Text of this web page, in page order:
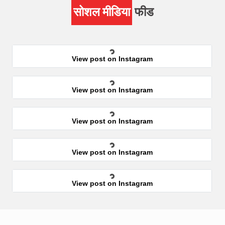
सोशल मीडिया फीड
View post on Instagram
View post on Instagram
View post on Instagram
View post on Instagram
View post on Instagram